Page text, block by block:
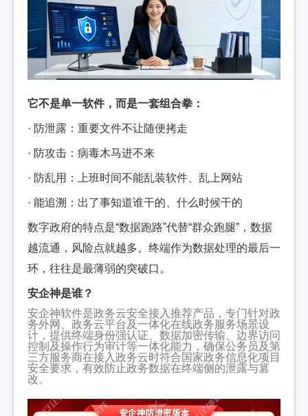
它不是单一软件，而是一套组合拳：
· 防泄露：重要文件不让随便拷走
· 防攻击：病毒木马进不来
· 防乱用：上班时间不能乱装软件、乱上网站
· 能追溯：出了事知道谁干的、什么时候干的
数字政府的特点是“数据跑路”代替“群众跑腿”，数据
越流通，风险点就越多。终端作为数据处理的最后一
环，往往是最薄弱的突破口。
安企神是谁？
安企神软件是政务云安全接入推荐产品，专门针对政
务外网、政务云平台及一体化在线政务服务场景设
计，提供终端身份强认证、数据加密传输、边界访问
控制及操作行为审计等一体化能力，确保公务员及第
三方服务商在接入政务云时符合国家政务信息化项目
安全要求，有效防止政务数据在终端侧的泄露与篡
改。